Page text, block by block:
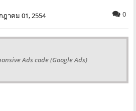
ฎาคม 01, 2554 0
Ads code (Google Ads)